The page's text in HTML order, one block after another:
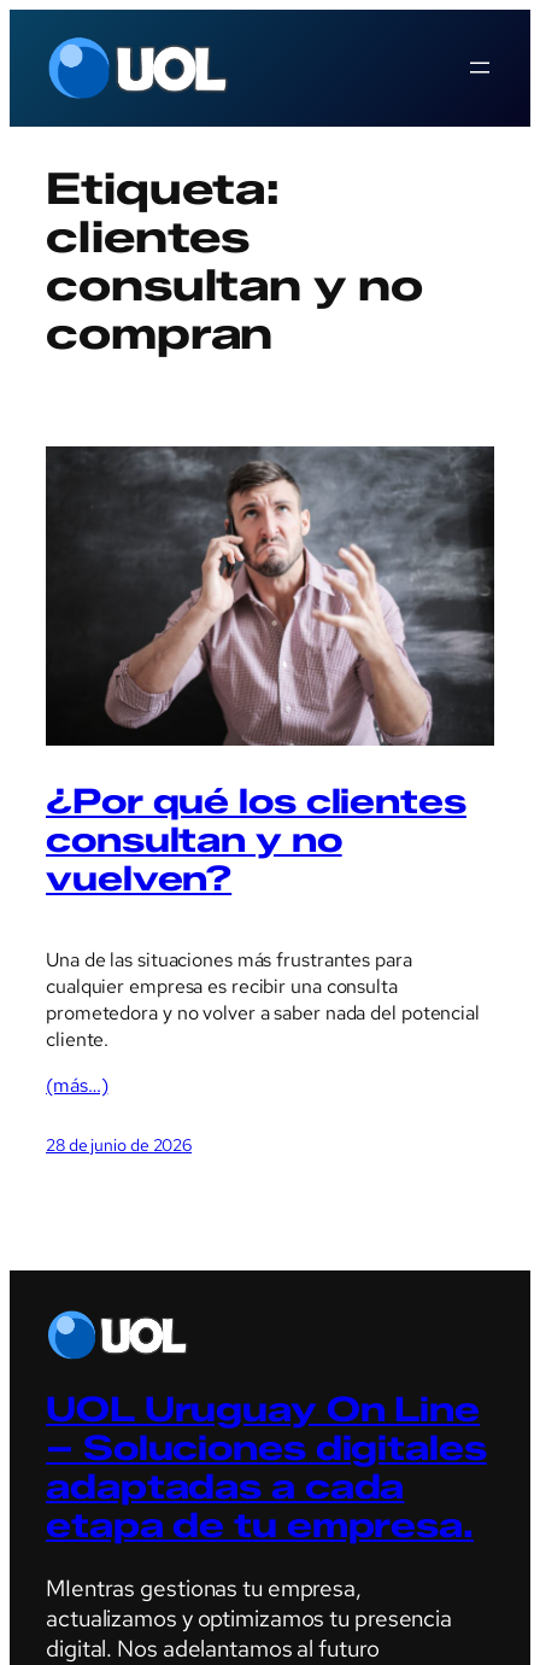
contenido
Etiqueta:
clientes
consultan y no
compran
¿Por qué los clientes
consultan y no
vuelven?
Una de las situaciones más frustrantes para
cualquier empresa es recibir una consulta
prometedora y no volver a saber nada del potencial
cliente.
(más…)
28 de junio de 2026
UOL Uruguay On Line
– Soluciones digitales
adaptadas a cada
etapa de tu empresa.
MIentras gestionas tu empresa,
actualizamos y optimizamos tu presencia
digital. Nos adelantamos al futuro